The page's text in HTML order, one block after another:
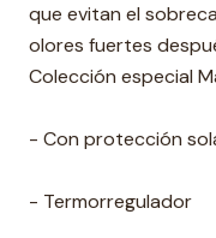
que evitan el
olores fuertes
Colección especial
- Con protección
- Termorregulador